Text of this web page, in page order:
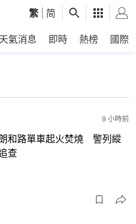
繁 简
天氣消息 即時 熱榜 國際
9 小時前
和路單車起火焚燒 警列縱
查